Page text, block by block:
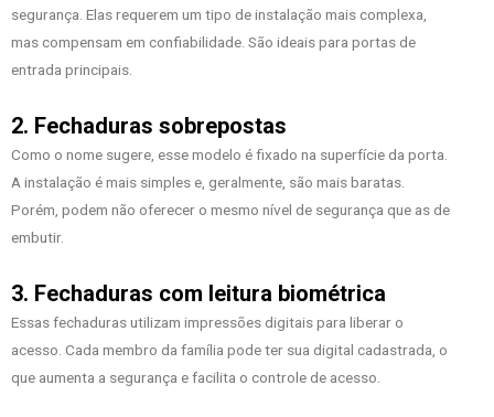
segurança. Elas requerem um tipo de instalação mais complexa,
mas compensam em confiabilidade. São ideais para portas de
entrada principais.
2. Fechaduras sobrepostas
Como o nome sugere, esse modelo é fixado na superfície da porta.
A instalação é mais simples e, geralmente, são mais baratas.
Porém, podem não oferecer o mesmo nível de segurança que as de
embutir.
3. Fechaduras com leitura biométrica
Essas fechaduras utilizam impressões digitais para liberar o
acesso. Cada membro da família pode ter sua digital cadastrada, o
que aumenta a segurança e facilita o controle de acesso.